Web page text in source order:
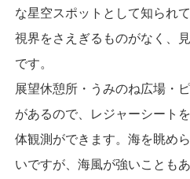
な星空スポットとして知られ
視界をさえぎるものがなく、
です。
展望休憩所・うみのね広場・
があるので、レジャーシート
体観測ができます。海を眺め
いですが、海風が強いことも